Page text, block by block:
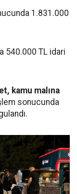
1.831.000
540.000 TL idari
kamu malına
sonucunda